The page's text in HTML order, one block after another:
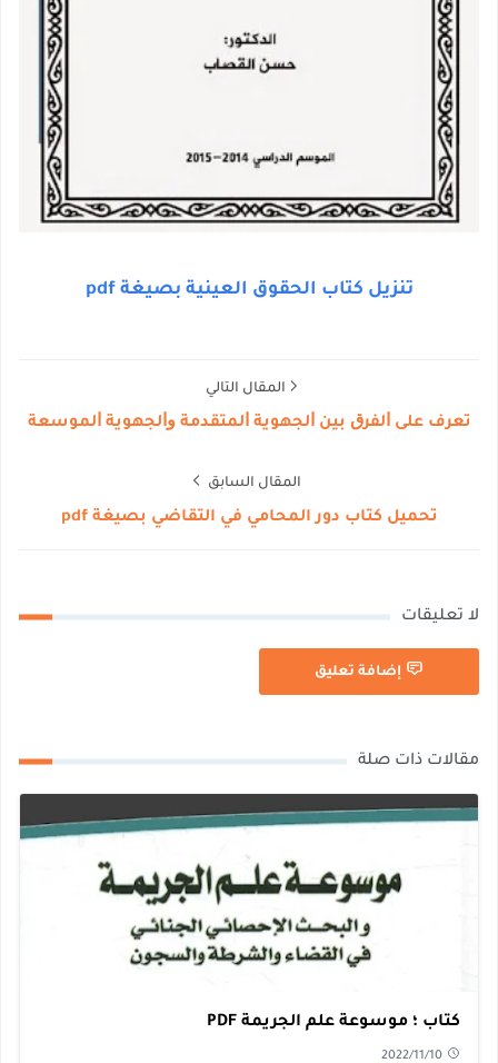
تنزيل كتاب الحقوق العينية بصيغة pdf
المقال التالي
تعرف على ﺍﻟﻔﺮﻕ ﺑﻴﻦ ﺍﻟﺠﻬﻮﻳﺔ ﺍﻟﻤﺘﻘﺪﻣﺔ ﻭﺍﻟﺠﻬﻮﻳﺔ ﺍﻟﻤﻮﺳﻌﺔ
المقال السابق
تحميل كتاب دور المحامي في التقاضي بصيغة pdf
لا تعليقات
إضافة تعليق
مقالات ذات صلة
كتاب ؛ موسوعة علم الجريمة PDF
2022/11/10